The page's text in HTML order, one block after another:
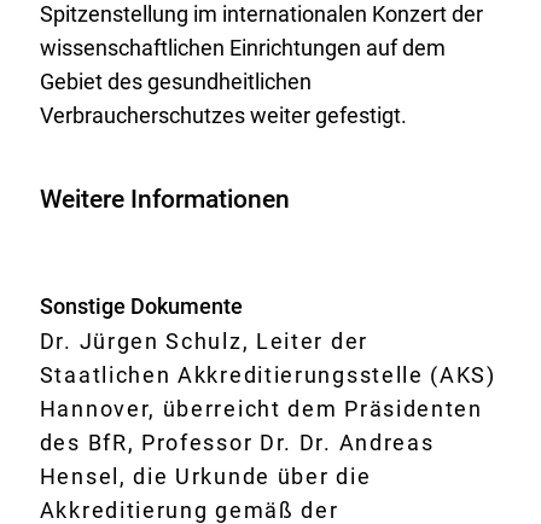
Spitzenstellung im internationalen Konzert der
wissenschaftlichen Einrichtungen auf dem
Gebiet des gesundheitlichen
Verbraucherschutzes weiter gefestigt.
Weitere Informationen
Sonstige Dokumente
Dr. Jürgen Schulz, Leiter der
Staatlichen Akkreditierungsstelle (AKS)
Hannover, überreicht dem Präsidenten
des BfR, Professor Dr. Dr. Andreas
Hensel, die Urkunde über die
Akkreditierung gemäß der